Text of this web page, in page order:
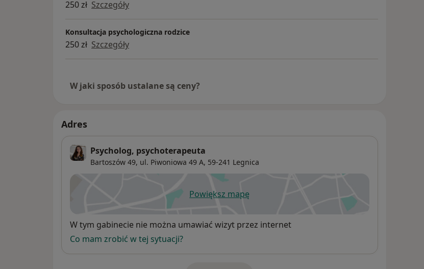
250 zł Szczegóły
Konsultacja psychologiczna rodzice
250 zł Szczegóły
W jaki sposób ustalane są ceny?
Adres
Psycholog, psychoterapeuta
Bartoszów 49, ul. Piwoniowa 49 A, 59-241 Legnica
Powiększ mapęotwiera się w nowej karcie
Dostępność
W tym gabinecie nie można umawiać wizyt przez internet
Co mam zrobić w tej sytuacji?